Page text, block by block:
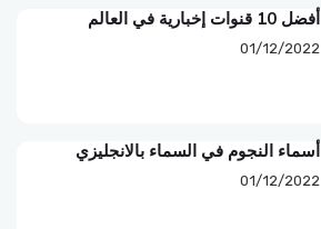
أفضل 10 قنوات إخبارية في العالم
01/12/2022
أسماء النجوم في السماء بالانجليزي
01/12/2022